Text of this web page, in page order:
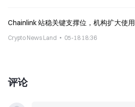
Chainlink 站稳关键支撑位，机构扩大使用
Crypto News Land 05-18 18:36
评论